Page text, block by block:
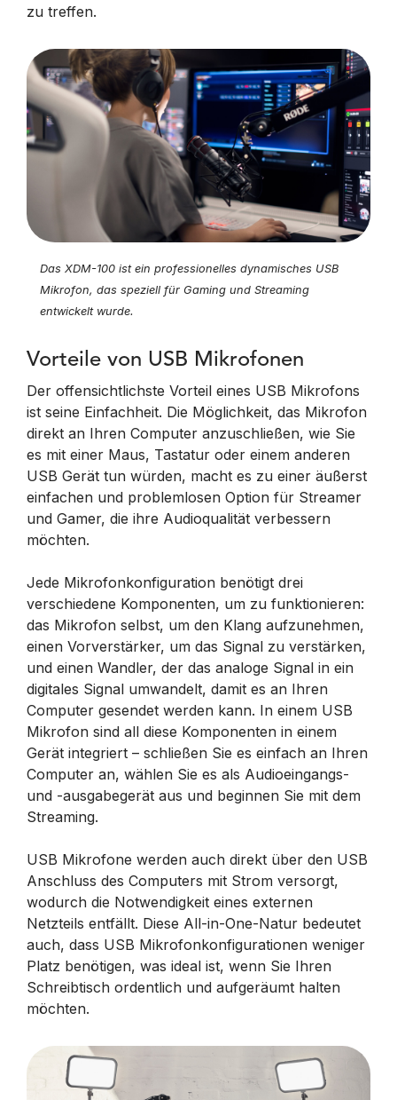
zu treffen.
Das XDM-100 ist ein professionelles dynamisches USB
Mikrofon, das speziell für Gaming und Streaming
entwickelt wurde.
Vorteile von USB Mikrofonen
Der offensichtlichste Vorteil eines USB Mikrofons
ist seine Einfachheit. Die Möglichkeit, das Mikrofon
direkt an Ihren Computer anzuschließen, wie Sie
es mit einer Maus, Tastatur oder einem anderen
USB Gerät tun würden, macht es zu einer äußerst
einfachen und problemlosen Option für Streamer
und Gamer, die ihre Audioqualität verbessern
möchten.
Jede Mikrofonkonfiguration benötigt drei
verschiedene Komponenten, um zu funktionieren:
das Mikrofon selbst, um den Klang aufzunehmen,
einen Vorverstärker, um das Signal zu verstärken,
und einen Wandler, der das analoge Signal in ein
digitales Signal umwandelt, damit es an Ihren
Computer gesendet werden kann. In einem USB
Mikrofon sind all diese Komponenten in einem
Gerät integriert – schließen Sie es einfach an Ihren
Computer an, wählen Sie es als Audioeingangs-
und -ausgabegerät aus und beginnen Sie mit dem
Streaming.
USB Mikrofone werden auch direkt über den USB
Anschluss des Computers mit Strom versorgt,
wodurch die Notwendigkeit eines externen
Netzteils entfällt. Diese All-in-One-Natur bedeutet
auch, dass USB Mikrofonkonfigurationen weniger
Platz benötigen, was ideal ist, wenn Sie Ihren
Schreibtisch ordentlich und aufgeräumt halten
möchten.